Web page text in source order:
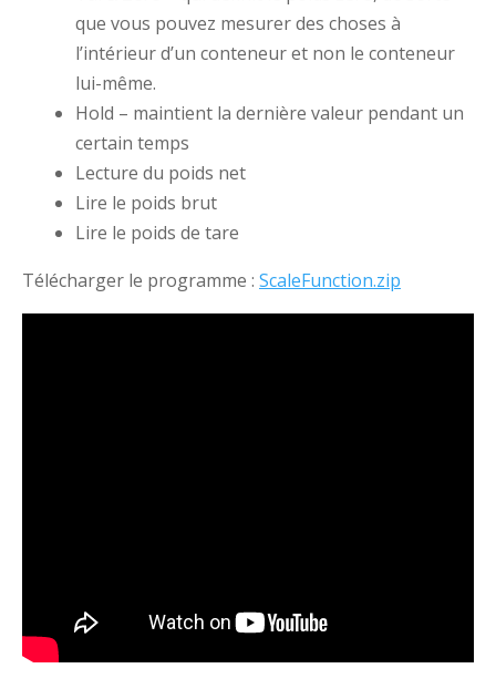
que vous pouvez mesurer des choses à
l’intérieur d’un conteneur et non le conteneur
lui-même.
Hold – maintient la dernière valeur pendant un
certain temps
Lecture du poids net
Lire le poids brut
Lire le poids de tare
Télécharger le programme : ScaleFunction.zip